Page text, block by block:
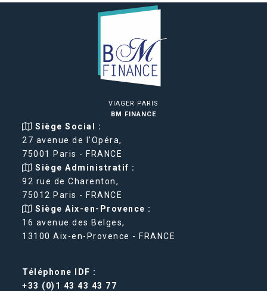
VIAGER PARIS
BM FINANCE
Siège Social :
27 avenue de l'Opéra,
75001 Paris - FRANCE
Siège Administratif :
92 rue de Charenton,
75012 Paris - FRANCE
Siège Aix-en-Provence :
16 avenue des Belges,
13100 Aix-en-Provence - FRANCE
Téléphone IDF :
+33 (0)1 43 43 43 77